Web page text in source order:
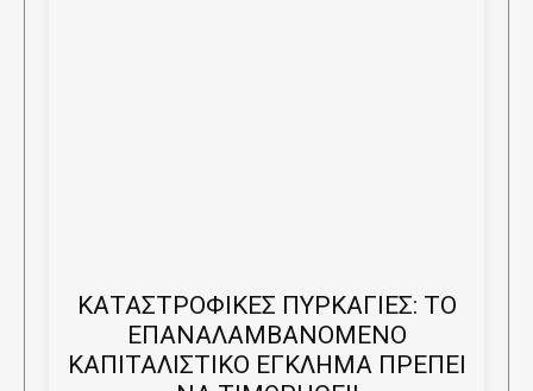
ΚΑΤΑΣΤΡΟΦΙΚΕΣ ΠΥΡΚΑΓΙΕΣ: ΤΟ
ΕΠΑΝΑΛΑΜΒΑΝΟΜΕΝΟ
ΚΑΠΙΤΑΛΙΣΤΙΚΟ ΕΓΚΛΗΜΑ ΠΡΕΠΕΙ